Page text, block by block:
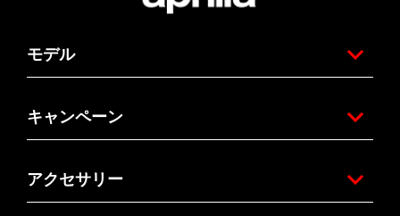
モデル
キャンペーン
アクセサリー